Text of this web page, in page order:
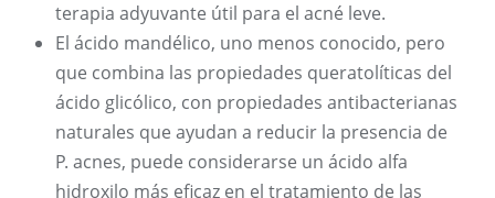
terapia adyuvante útil para el acné leve.
El ácido mandélico, uno menos conocido, pero
que combina las propiedades queratolíticas del
ácido glicólico, con propiedades antibacterianas
naturales que ayudan a reducir la presencia de
P. acnes, puede considerarse un ácido alfa
hidroxilo más eficaz en el tratamiento de las